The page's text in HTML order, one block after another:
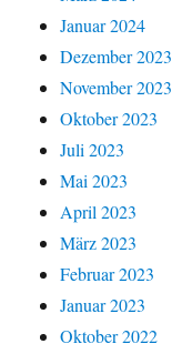
Januar 2024
Dezember 2023
November 2023
Oktober 2023
Juli 2023
Mai 2023
April 2023
März 2023
Februar 2023
Januar 2023
Oktober 2022